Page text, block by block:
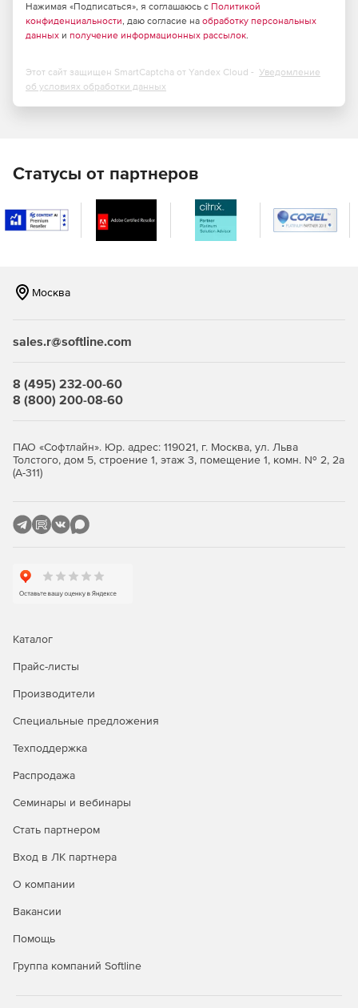
Выбор объектов для извлечения.
Вставка запросов для очистки таблиц перед
Извлечение объектов баз данных в правильном
порядке с учетом зависимостей между ними.
Сжатие итогового сценария и разбивание его на тома.
Сохранение всех параметров текущего сеанса в файл
Доступ к консольной утилите для извлечения данных
Доступ к базе данных через SSH-туннель.
Бесплатные обновления на период действия
обслуживания.
действия сопровождения
Нажимая «Подписаться», я соглашаюсь с Политикой
конфиденциальности, даю согласие на обработку персональных
данных и получение информационных рассылок.
Этот сайт защищен SmartCaptcha от Yandex Cloud - Уведомление
об условиях обработки данных
Статусы от партнеров
Москва
sales.r@softline.com
8 (495) 232-00-60
8 (800) 200-08-60
ПАО «Софтлайн». Юр. адрес: 119021, г. Москва, ул. Льва
Толстого, дом 5, строение 1, этаж 3, помещение 1, комн. № 2, 2а
(А-311)
Каталог
Прайс-листы
Производители
Специальные предложения
Техподдержка
Распродажа
Семинары и вебинары
Стать партнером
Вход в ЛК партнера
О компании
Вакансии
Помощь
Группа компаний Softline